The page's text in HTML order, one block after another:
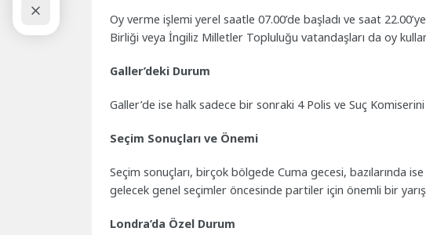
Oy verme işlemi yerel saatle 07.00’de başladı ve saat
Birliği veya İngiliz Milletler Topluluğu vatandaşları da oy
Galler’deki Durum
Galler’de ise halk sadece bir sonraki 4 Polis ve Suç
Seçim Sonuçları ve Önemi
Seçim sonuçları, birçok bölgede Cuma gecesi, bazılarında
gelecek genel seçimler öncesinde partiler için önemli bir
Londra’da Özel Durum